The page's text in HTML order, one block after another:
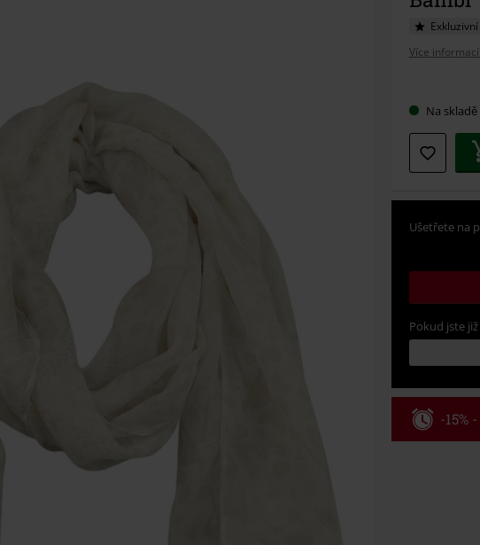
Exkluzivní
Více
Vyberte
si Na skladě
Ušetřete na
Pokud jste
-15%